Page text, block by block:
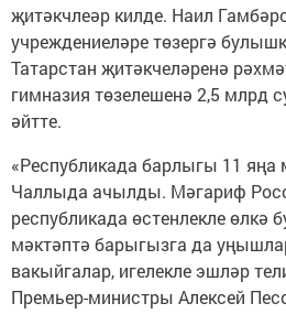
җитәкчлеәр килде. Наил
учреждениеләре төзергә
Татарстан җитәкчеләренә
гимназия төзелешенә 2,5 млрд
әйтте.
«Республикада барлыгы 11
Чаллыда ачылды. Мәгариф
республикада өстенлекле өлкә
мәктәптә барыгызга да
вакыйгалар, игелекле эшләр
Премьер-министры Алексей